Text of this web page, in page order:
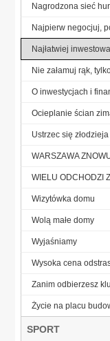
Nagrodzona sieć
Najpierw negocjuj,
Najłatwiej
Nie załamuj rąk,
O inwestycjach i
Ocieplanie ścian
Ustrzec się złodzieja
WARSZAWA
WIELU ODCHODZI
Wizytówka domu
Wolą małe domy
Wyjaśniamy
Wysoka cena
Zanim odbierzesz
Życie na placu
SPORT